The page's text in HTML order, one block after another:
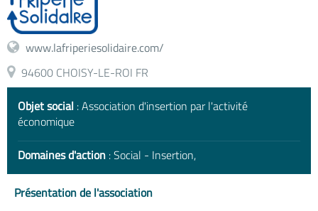
www.lafriperiesolidaire.com/
94600 CHOISY-LE-ROI FR
Objet social : Association d'insertion par l'activité
économique
Domaines d'action : Social - Insertion,
Présentation de l'association